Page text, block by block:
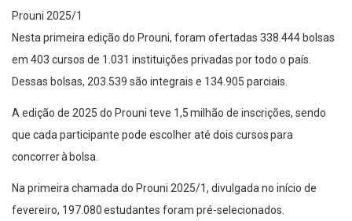
Prouni 2025/1
Nesta primeira edição do Prouni, foram ofertadas 338.444 bolsas
em 403 cursos de 1.031 instituições privadas por todo o país.
Dessas bolsas, 203.539 são integrais e 134.905 parciais.
A edição de 2025 do Prouni teve 1,5 milhão de inscrições, sendo
que cada participante pode escolher até dois cursos para
concorrer à bolsa.
Na primeira chamada do Prouni 2025/1, divulgada no início de
fevereiro, 197.080 estudantes foram pré-selecionados.